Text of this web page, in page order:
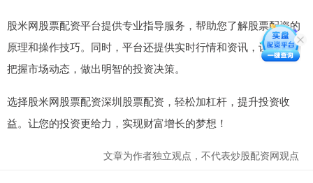
股米网股票配资平台提供专业指导服务，帮助您了解股票配资的
原理和操作技巧。同时，平台还提供实时行情和资讯，让您及时
把握市场动态，做出明智的投资决策。
选择股米网股票配资深圳股票配资，轻松加杠杆，提升投资收
益。让您的投资更给力，实现财富增长的梦想！
文章为作者独立观点，不代表炒股配资网观点